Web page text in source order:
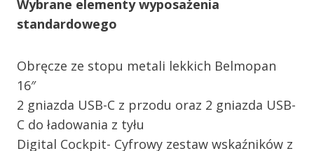
Wybrane elementy wyposażenia
standardowego
Obręcze ze stopu metali lekkich Belmopan
16″
2 gniazda USB-C z przodu oraz 2 gniazda USB-
C do ładowania z tyłu
Digital Cockpit- Cyfrowy zestaw wskaźników z